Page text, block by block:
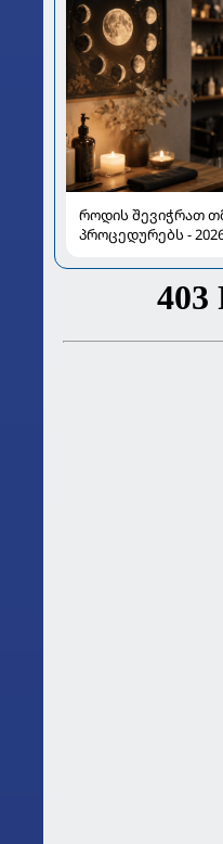
როდის შევიჭრათ
პროცედურებს -